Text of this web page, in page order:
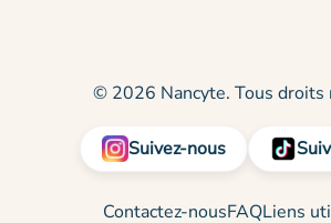
© 2026 Nancyte. Tous droits
Suivez-nous
Contactez-nousFAQLiens